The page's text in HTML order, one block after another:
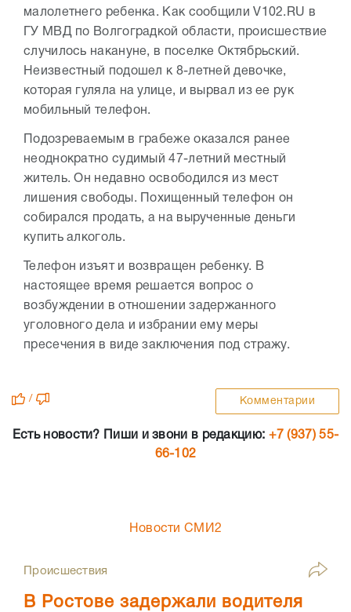
малолетнего ребенка. Как сообщили V102.RU в
ГУ МВД по Волгоградкой области, происшествие
случилось накануне, в поселке Октябрьский.
Неизвестный подошел к 8-летней девочке,
которая гуляла на улице, и вырвал из ее рук
мобильный телефон.
Подозреваемым в грабеже оказался ранее
неоднократно судимый 47-летний местный
житель. Он недавно освободился из мест
лишения свободы. Похищенный телефон он
собирался продать, а на вырученные деньги
купить алкоголь.
Телефон изъят и возвращен ребенку. В
настоящее время решается вопрос о
возбуждении в отношении задержанного
уголовного дела и избрании ему меры
пресечения в виде заключения под стражу.
/ Комментарии
Есть новости? Пиши и звони в редакцию: +7 (937) 55-
66-102
Новости СМИ2
Происшествия
В Ростове задержали водителя